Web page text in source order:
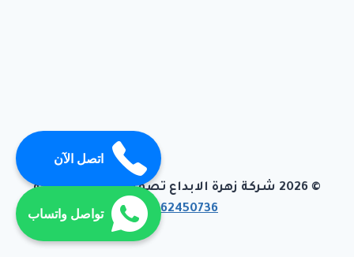
© 2026 شركة زهرة الابداع تصميم وبرمجة تيفاجو
01062450736
اتصل الآن
تواصل واتساب